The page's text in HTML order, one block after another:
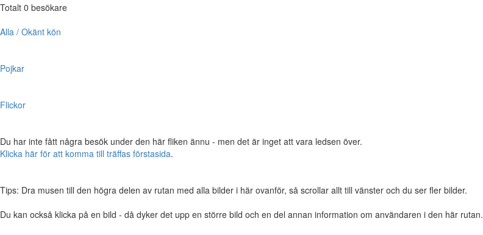
Totalt 0 besökare
Alla / Okänt kön
Pojkar
Flickor
Du har inte fått några besök under den här fliken ännu - men det är inget att vara ledsen över.
Klicka här för att komma till träffas förstasida.
Tips: Dra musen till den högra delen av rutan med alla bilder i här ovanför, så scrollar allt till vänster och du ser fler bilder.
Du kan också klicka på en bild - då dyker det upp en större bild och en del annan information om användaren i den här rutan.